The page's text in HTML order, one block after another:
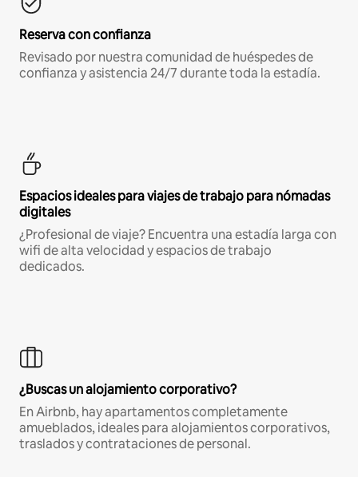
Reserva con confianza
Revisado por nuestra comunidad de huéspedes de
confianza y asistencia 24/7 durante toda la estadía.
Espacios ideales para viajes de trabajo para nómadas
digitales
¿Profesional de viaje? Encuentra una estadía larga con
wifi de alta velocidad y espacios de trabajo
dedicados.
¿Buscas un alojamiento corporativo?
En Airbnb, hay apartamentos completamente
amueblados, ideales para alojamientos corporativos,
traslados y contrataciones de personal.